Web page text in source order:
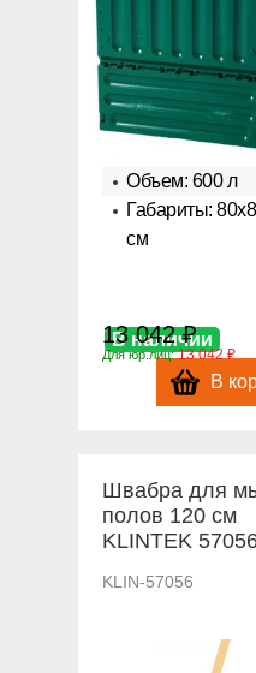
Объем: 600 л
Габариты:
см
В наличии
13 042 ₽
Для юр.лиц:13 042 ₽
В
Швабра для
полов 120 см
KLINTEK
KLIN-57056